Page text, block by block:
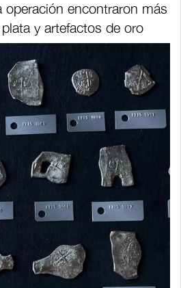
operación encontraron más
y artefactos de oro